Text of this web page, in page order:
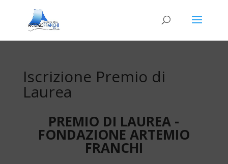
Iscrizione Premio di
Laurea
PREMIO DI LAUREA -
FONDAZIONE ARTEMIO
FRANCHI